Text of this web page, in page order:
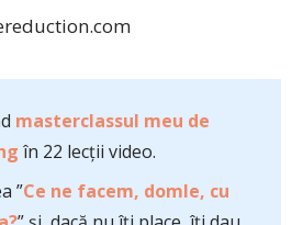
masterclassul meu de
în 22 lecții video.
”Ce ne facem, domle, cu